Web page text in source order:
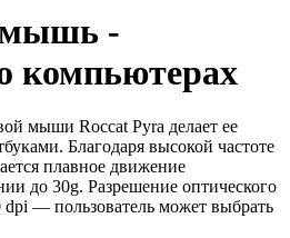
мышь -
компьютерах
мы­ши Roccat Pyra делает ее
Благо­даря высокой частоте
плавное движение
до 30g. Раз­решение оптического
dpi — пользова­тель может выбрать